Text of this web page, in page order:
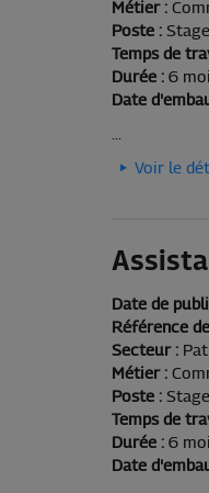
Métier :
Poste : Stage
Temps de
Durée : 6
Date
Voir le
Date de
Référence
Secteur :
Métier :
Poste : Stage
Temps de
Durée : 6
Date